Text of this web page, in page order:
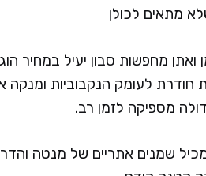
מתאים לכולן
מחפשות סבון יעיל במחיר
חודרת לעומק הנקבוביות ומנקה
מספיקה לזמן רב.
שמנים אתריים של מנטה